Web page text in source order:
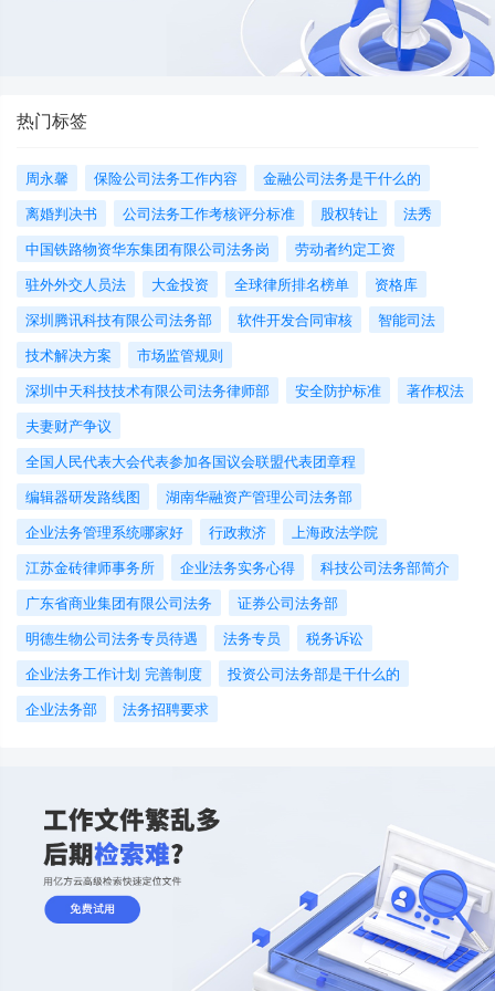
热门标签
周永馨 保险公司法务工作内容
金融公司法务是干什么的
离婚判决书
公司法务工作考核评分标准 股权转让
法秀
中国铁路物资华东集团有限公司法务岗
劳动者约定工资
驻外外交人员法
大金投资 全球律所排名榜单
资格库
深圳腾讯科技有限公司法务部
软件开发合同审核
智能司法
技术解决方案
市场监管规则
深圳中天科技技术有限公司法务律师部
安全防护标准
著作权法
夫妻财产争议
全国人民代表大会代表参加各国议会联盟代表团章程
编辑器研发路线图
湖南华融资产管理公司法务部
企业法务管理系统哪家好
行政救济
上海政法学院
江苏金砖律师事务所
企业法务实务心得
科技公司法务部简介
广东省商业集团有限公司法务
证券公司法务部
明德生物公司法务专员待遇
法务专员
税务诉讼
企业法务工作计划 完善制度
投资公司法务部是干什么的
企业法务部
法务招聘要求